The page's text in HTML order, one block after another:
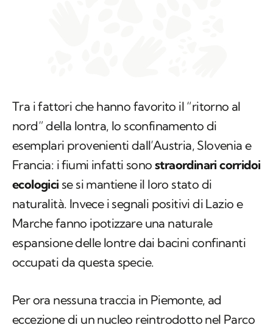
Tra i fattori che hanno favorito il “ritorno al
nord” della lontra, lo sconfinamento di
esemplari provenienti dall’Austria, Slovenia e
Francia: i fiumi infatti sono straordinari corridoi
ecologici se si mantiene il loro stato di
naturalità. Invece i segnali positivi di Lazio e
Marche fanno ipotizzare una naturale
espansione delle lontre dai bacini confinanti
occupati da questa specie.
Per ora nessuna traccia in Piemonte, ad
eccezione di un nucleo reintrodotto nel Parco